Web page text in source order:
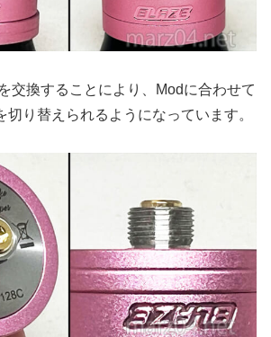
交換することにより、Modに合わせて
切り替えられるようになっています。